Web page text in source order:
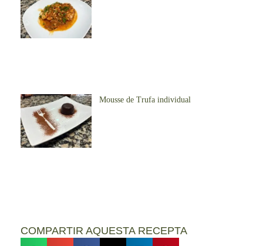
Mousse de Trufa individual
COMPARTIR AQUESTA RECEPTA